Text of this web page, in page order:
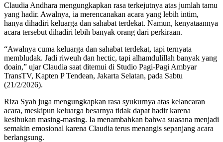
Claudia Andhara mengungkapkan rasa terkejutnya atas jumlah tamu
yang hadir. Awalnya, ia merencanakan acara yang lebih intim,
hanya dihadiri keluarga dan sahabat terdekat. Namun, kenyataannya
acara tersebut dihadiri lebih banyak orang dari perkiraan.
“Awalnya cuma keluarga dan sahabat terdekat, tapi ternyata
membludak. Jadi riweuh dan hectic, tapi alhamdulillah banyak yang
doain,” ujar Claudia saat ditemui di Studio Pagi-Pagi Ambyar
TransTV, Kapten P Tendean, Jakarta Selatan, pada Sabtu
(21/2/2026).
Riza Syah juga mengungkapkan rasa syukurnya atas kelancaran
acara, meskipun keluarga besarnya tidak dapat hadir karena
kesibukan masing-masing. Ia menambahkan bahwa suasana menjadi
semakin emosional karena Claudia terus menangis sepanjang acara
berlangsung.